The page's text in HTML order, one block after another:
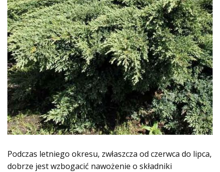
Podczas letniego okresu, zwłaszcza od czerwca do lipca,
dobrze jest wzbogacić nawożenie o składniki